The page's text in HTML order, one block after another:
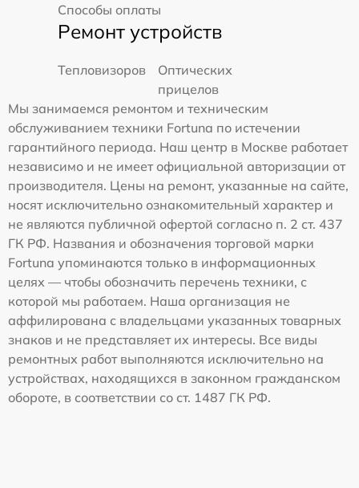
Способы оплаты
Ремонт устройств
Тепловизоров
Оптических
прицелов
Мы занимаемся ремонтом и техническим
обслуживанием техники Fortuna по истечении
гарантийного периода. Наш центр в Москве работает
независимо и не имеет официальной авторизации от
производителя. Цены на ремонт, указанные на сайте,
носят исключительно ознакомительный характер и
не являются публичной офертой согласно п. 2 ст. 437
ГК РФ. Названия и обозначения торговой марки
Fortuna упоминаются только в информационных
целях — чтобы обозначить перечень техники, с
которой мы работаем. Наша организация не
аффилирована с владельцами указанных товарных
знаков и не представляет их интересы. Все виды
ремонтных работ выполняются исключительно на
устройствах, находящихся в законном гражданском
обороте, в соответствии со ст. 1487 ГК РФ.